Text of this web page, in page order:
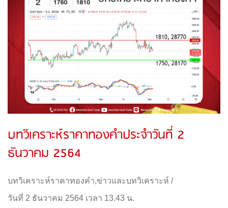
บทวิเคราะห์ราคาทองคำประจำวันที่ 2
ธันวาคม 2564
บทวิเคราะห์ราคาทองคำ,ข่าวและบทวิเคราะห์ /
วันที่ 2 ธันวาคม 2564 เวลา 13.43 น.